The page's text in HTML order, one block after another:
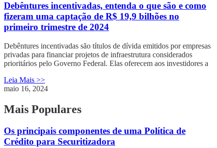
Debêntures incentivadas, entenda o que são e como
fizeram uma captação de R$ 19,9 bilhões no
primeiro trimestre de 2024
Debêntures incentivadas são títulos de dívida emitidos por empresas
privadas para financiar projetos de infraestrutura considerados
prioritários pelo Governo Federal. Elas oferecem aos investidores a
Leia Mais >>
maio 16, 2024
Mais Populares
Os principais componentes de uma Política de
Crédito para Securitizadora